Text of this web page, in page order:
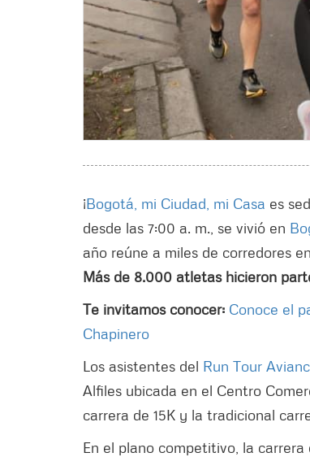
¡Bogotá, mi Ciudad, mi Casa es
desde las 7:00 a. m., se vivió en
año reúne a miles de corredores
Más de 8.000 atletas hicieron
Te invitamos conocer: Conoce el
Chapinero
Los asistentes del Run Tour
Alfiles ubicada en el Centro
carrera de 15K y la tradicional
En el plano competitivo, la